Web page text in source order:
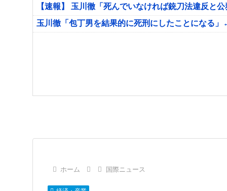
【速報】 玉川徹「死んでいなければ銃刀法違反と
玉川徹「包丁男を結果的に死刑にしたことになる
ホーム 国際ニュース